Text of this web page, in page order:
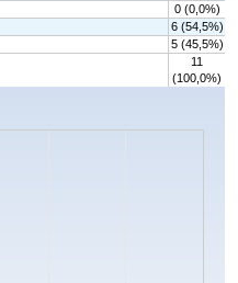
0 (0,0%)
6 (54,5%)
5 (45,5%)
11
(100,0%)